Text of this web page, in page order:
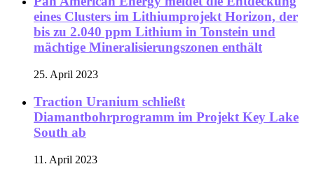
eines Clusters im Lithiumprojekt Horizon, der
bis zu 2.040 ppm Lithium in Tonstein und
mächtige Mineralisierungszonen enthält
25. April 2023
Traction Uranium schließt
Diamantbohrprogramm im Projekt Key Lake
South ab
11. April 2023